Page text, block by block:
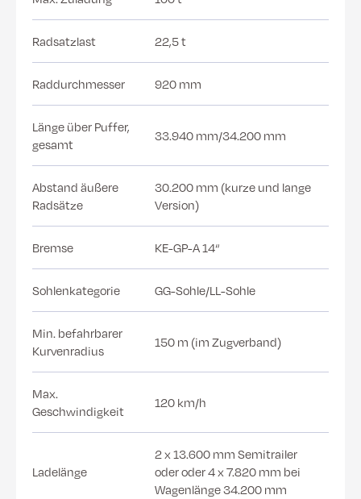
Radsatzlast 22,5 t
Raddurchmesser 920 mm
Länge über Puffer,
gesamt
33.940 mm/34.200 mm
Abstand äußere
Radsätze
30.200 mm (kurze und lange
Version)
Bremse KE-GP-A 14“
Sohlenkategorie GG-Sohle/LL-Sohle
Min. befahrbarer
Kurvenradius
150 m (im Zugverband)
Max.
Geschwindigkeit
120 km/h
Ladelänge
2 x 13.600 mm Semitrailer
oder oder 4 x 7.820 mm bei
Wagenlänge 34.200 mm